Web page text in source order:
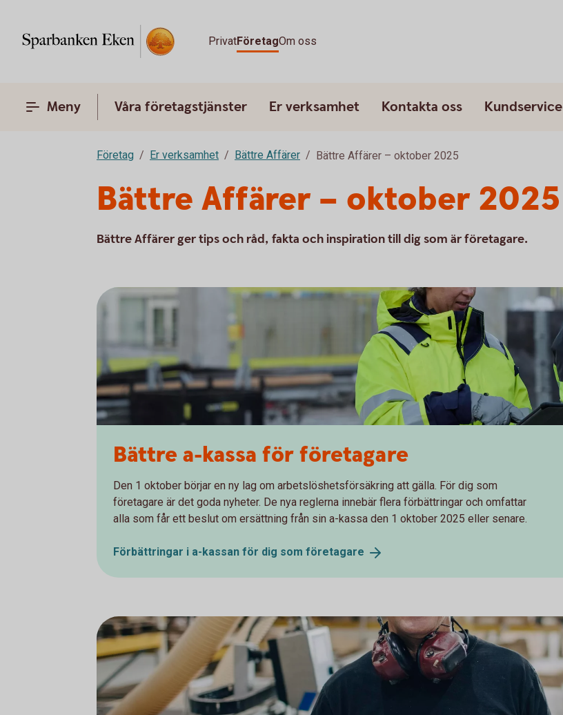
PrivatFöretagOm oss
Meny Våra företagstjänster Er verksamhet Kontakta oss Kundservice
Företag Er verksamhet Bättre Affärer Bättre Affärer – oktober 2025
Bättre Affärer – oktober 2025
Bättre Affärer ger tips och råd, fakta och inspiration till dig som är företagare.
Bättre a-kassa för företagare
Den 1 oktober börjar en ny lag om arbetslöshetsförsäkring att gälla. För dig som
företagare är det goda nyheter. De nya reglerna innebär flera förbättringar och omfattar
alla som får ett beslut om ersättning från sin a-kassa den 1 oktober 2025 eller senare.
Förbättringar i a-kassan för dig som företagare